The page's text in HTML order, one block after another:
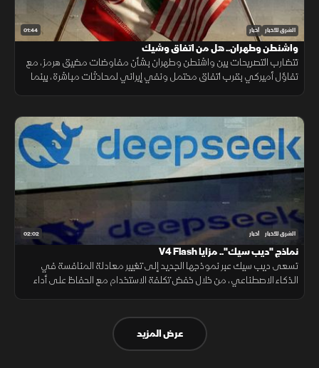
01:44 الشرق للأخبار أخبار
واشنطن وطهران.. هل من اتفاق وشيك
تتضارب التصريحات بين واشنطن وطهران بشأن مفاوضات مضيق هرمز، مع
تفاؤل أميركي بقرب اتفاق محتمل ونفي إيراني لمحادثات مباشرة، بينما
02:02 الشرق للأخبار أخبار
نماذج "ديب سيك".. مزايا V4 Flash
تسعى ديب سيك عبر نموذجها الجديد إلى تغيير معادلة المنافسة في
الذكاء الاصطناعي، من خلال خفض تكلفة الاستخدام مع الحفاظ على أداء
عرض المزيد